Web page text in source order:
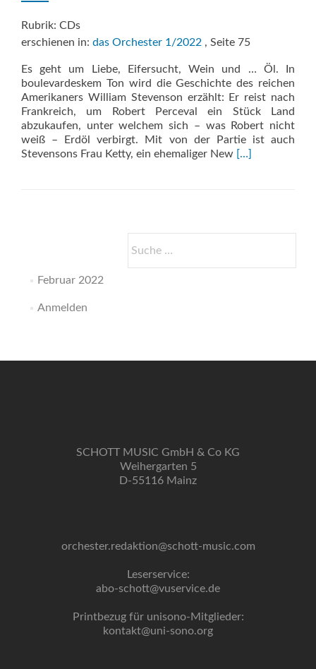
Rubrik: CDs
erschienen in: das Orchester 1/2022 , Seite 75
Es geht um Liebe, Eifersucht, Wein und … Öl. In
boulevardeskem Ton wird die Geschichte des reichen
Amerikaners William Stevenson erzählt: Er reist nach
Frankreich, um Robert Perceval ein Stück Land
abzukaufen, unter welchem sich – was Robert nicht
weiß – Erdöl verbirgt. Mit von der Partie ist auch
Stevensons Frau Ketty, ein ehemaliger New Read
[…]
nach:
Februar 2022
Anmelden
SCHOTT MUSIC GmbH & Co KG
Weihergarten 5
D-55116 Mainz
orchester.redaktion@schott-music.com
Leserservice:
abo-schott@vuservice.de
Printbezug für unisono-Mitglieder:
kontakt@uni-sono.org